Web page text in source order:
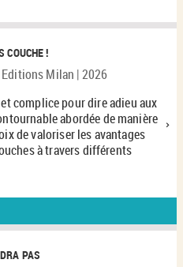
COUCHE !
Milan | 2026
complice pour dire adieu aux
abordée de manière
de valoriser les avantages
à travers différents
PAS